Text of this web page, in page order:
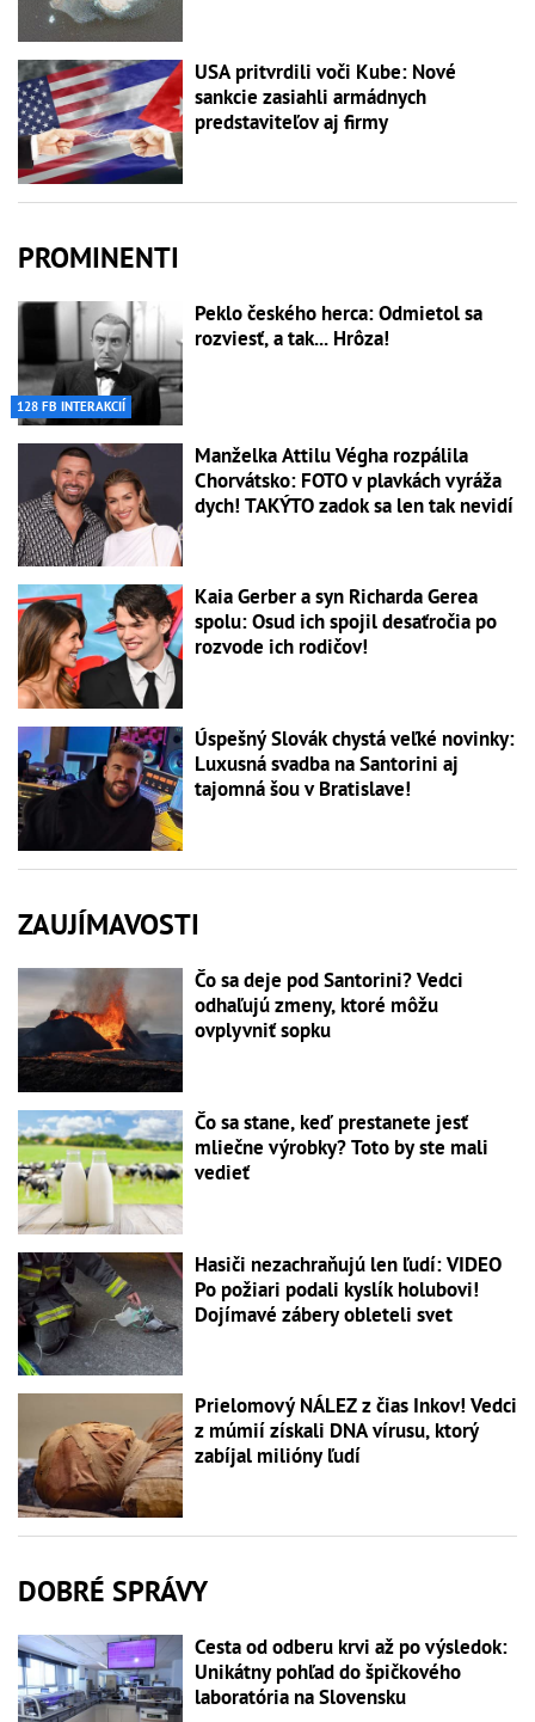
USA pritvrdili voči Kube: Nové
sankcie zasiahli armádnych
predstaviteľov aj firmy
PROMINENTI
128 FB INTERAKCIÍ
Peklo českého herca: Odmietol sa
rozviesť, a tak... Hrôza!
Manželka Attilu Végha rozpálila
Chorvátsko: FOTO v plavkách vyráža
dych! TAKÝTO zadok sa len tak nevidí
Kaia Gerber a syn Richarda Gerea
spolu: Osud ich spojil desaťročia po
rozvode ich rodičov!
Úspešný Slovák chystá veľké novinky:
Luxusná svadba na Santorini aj
tajomná šou v Bratislave!
ZAUJÍMAVOSTI
Čo sa deje pod Santorini? Vedci
odhaľujú zmeny, ktoré môžu
ovplyvniť sopku
Čo sa stane, keď prestanete jesť
mliečne výrobky? Toto by ste mali
vedieť
Hasiči nezachraňujú len ľudí: VIDEO
Po požiari podali kyslík holubovi!
Dojímavé zábery obleteli svet
Prielomový NÁLEZ z čias Inkov! Vedci
z múmií získali DNA vírusu, ktorý
zabíjal milióny ľudí
DOBRÉ SPRÁVY
Cesta od odberu krvi až po výsledok:
Unikátny pohľad do špičkového
laboratória na Slovensku